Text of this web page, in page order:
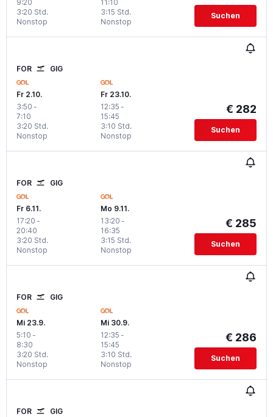
9:20
Nonstop
3:20 Std.
11:10
Nonstop
3:15 Std. Suchen
FOR GIG
Fr 2.10.
3:50 -
7:10
Nonstop
3:20 Std.
Fr 23.10.
12:35 -
15:45
Nonstop
3:10 Std.
€ 282
Suchen
FOR GIG
Fr 6.11.
17:20 -
20:40
Nonstop
3:20 Std.
Mo 9.11.
13:20 -
16:35
Nonstop
3:15 Std.
€ 285
Suchen
FOR GIG
Mi 23.9.
5:10 -
8:30
Nonstop
3:20 Std.
Mi 30.9.
12:35 -
15:45
Nonstop
3:10 Std.
€ 286
Suchen
FOR GIG